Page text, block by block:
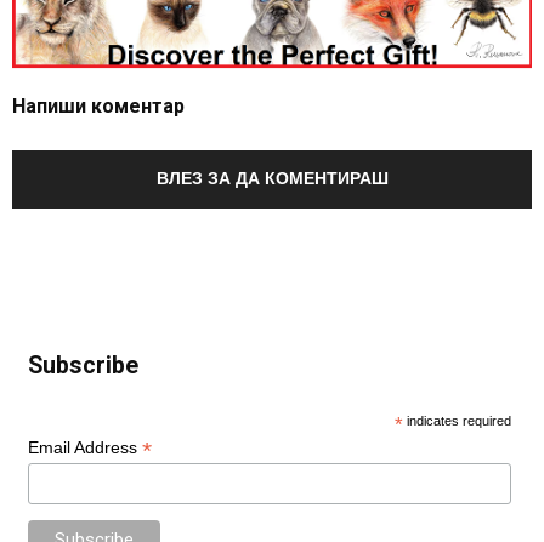
Напиши коментар
ВЛЕЗ ЗА ДА КОМЕНТИРАШ
Subscribe
* indicates required
Email Address *